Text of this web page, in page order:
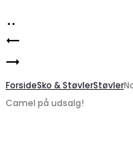
Product
navigation
Dame
Trøje
Marta
Du
Chateau
ForsideSko & StøvlerStøvler
Camel på udsalg!